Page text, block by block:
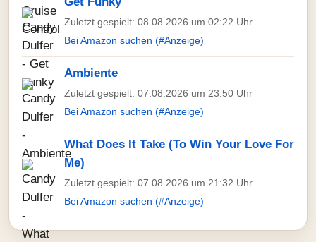
Zuletzt gespielt: 08.08.2026 um 02:22 Uhr
Bei Amazon suchen (#Anzeige)
Ambiente
Zuletzt gespielt: 07.08.2026 um 23:50 Uhr
Bei Amazon suchen (#Anzeige)
What Does It Take (To Win Your Love For
Me)
Zuletzt gespielt: 07.08.2026 um 21:32 Uhr
Bei Amazon suchen (#Anzeige)